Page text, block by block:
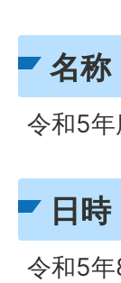
名称
令和5
日時
令和5